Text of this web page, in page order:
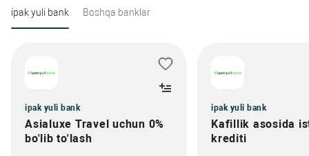
ipak yuli bank Boshqa banklar
ipak yuli bank
Asialuxe Travel uchun 0%
bo'lib to'lash
ipak yuli bank
Kafillik asosida
krediti